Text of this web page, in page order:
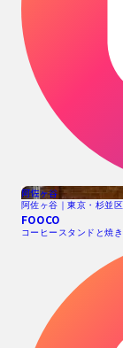
阿佐ヶ谷
阿佐ヶ谷｜東京・杉並区
FOOCO
コーヒースタンドと焼